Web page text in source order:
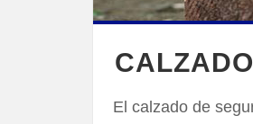
El calzado de